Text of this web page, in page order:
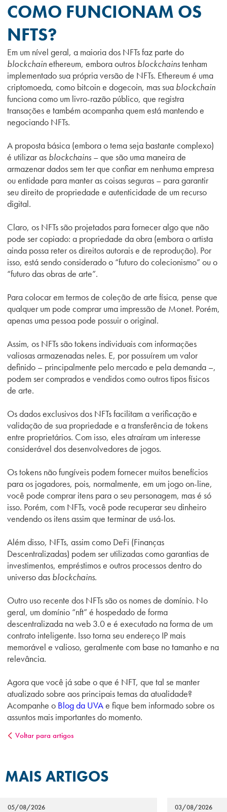
COMO FUNCIONAM OS
NFTS?
Em um nível geral, a maioria dos NFTs faz parte do
blockchainethereum, embora outros blockchainstenham
implementado sua própria versão de NFTs. Ethereum é uma
criptomoeda, como bitcoin e dogecoin, mas sua blockchain
funciona como um livro-razão público, que registra
transações e também acompanha quem está mantendo e
negociando NFTs.
A proposta básica (embora o tema seja bastante complexo)
é utilizar as blockchains – que são uma maneira de
armazenar dados sem ter que confiar em nenhuma empresa
ou entidade para manter as coisas seguras – para garantir
seu direito de propriedade e autenticidade de um recurso
digital.
Claro, os NFTs são projetados para fornecer algo que não
pode ser copiado: a propriedade da obra (embora o artista
ainda possa reter os direitos autorais e de reprodução). Por
isso, está sendo considerado o “futuro do colecionismo” ou o
“futuro das obras de arte”.
Para colocar em termos de coleção de arte física, pense que
qualquer um pode comprar uma impressão de Monet. Porém,
apenas uma pessoa pode possuir o original.
Assim, os NFTs são tokens individuais com informações
valiosas armazenadas neles. E, por possuírem um valor
definido – principalmente pelo mercado e pela demanda –,
podem ser comprados e vendidos como outros tipos físicos
de arte.
Os dados exclusivos dos NFTs facilitam a verificação e
validação de sua propriedade e a transferência de tokens
entre proprietários. Com isso, eles atraíram um interesse
considerável dos desenvolvedores de jogos.
Os tokens não fungíveis podem fornecer muitos benefícios
para os jogadores, pois, normalmente, em um jogo on-line,
você pode comprar itens para o seu personagem, mas é só
isso. Porém, com NFTs, você pode recuperar seu dinheiro
vendendo os itens assim que terminar de usá-los.
Além disso, NFTs, assim como DeFi (Finanças
Descentralizadas) podem ser utilizadas como garantias de
investimentos, empréstimos e outros processos dentro do
universo das blockchains.
Outro uso recente dos NFTs são os nomes de domínio. No
geral, um domínio “nft” é hospedado de forma
descentralizada na web 3.0 e é executado na forma de um
contrato inteligente. Isso torna seu endereço IP mais
memorável e valioso, geralmente com base no tamanho e na
relevância.
Agora que você já sabe o que é NFT, que tal se manter
atualizado sobre aos principais temas da atualidade?
Acompanhe o Blog da UVAe fique bem informado sobre os
assuntos mais importantes do momento.
Voltar para artigos
MAIS ARTIGOS
05/08/2026 03/08/2026